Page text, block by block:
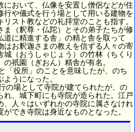
おいて、仏像を安置し僧侶などが住
や儀式を行う場として用いる建物を
スト教などの礼拝堂のことも指す。
（釈尊・仏陀）とその弟子たちが修
に精進する舎」の精と舎を取って
はお釈迦さまの教えを信ずる人々の寄
（おうしゃじょう）の竹林（ちくり
祇園（ぎおん）精舎が有名。
「役所」のことを意味したが、のち
うになった。
の場として寺院が建てられたが、の
、城下町にも寺院が造られた。江戸
人々はいずれかの寺院に属さなけれ
でき寺院は身近なものとなった。